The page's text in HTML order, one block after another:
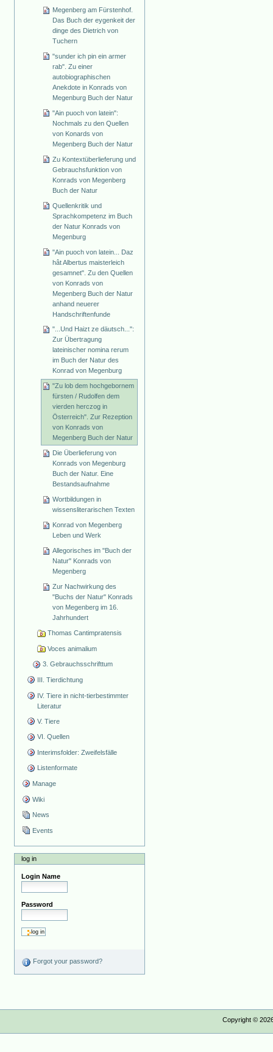
Megenberg am Fürstenhof.
Das Buch der eygenkeit der
dinge des Dietrich von
Tuchern
"sunder ich pin ein armer
rab". Zu einer
autobiographischen
Anekdote in Konrads von
Megenburg Buch der Natur
"Ain puoch von latein":
Nochmals zu den Quellen
von Konards von
Megenberg Buch der Natur
Zu Kontextüberlieferung und
Gebrauchsfunktion von
Konrads von Megenberg
Buch der Natur
Quellenkritik und
Sprachkompetenz im Buch
der Natur Konrads von
Megenburg
"Ain puoch von latein... Daz
hât Albertus maisterleich
gesamnet". Zu den Quellen
von Konrads von
Megenberg Buch der Natur
anhand neuerer
Handschriftenfunde
"...Und Haizt ze däutsch...":
Zur Übertragung
lateinischer nomina rerum
im Buch der Natur des
Konrad von Megenburg
"Zu lob dem hochgebornem
fürsten / Rudolfen dem
vierden herczog in
Österreich". Zur Rezeption
von Konrads von
Megenberg Buch der Natur
Die Überlieferung von
Konrads von Megenburg
Buch der Natur. Eine
Bestandsaufnahme
Wortbildungen in
wissensliterarischen Texten
Konrad von Megenberg
Leben und Werk
Allegorisches im "Buch der
Natur" Konrads von
Megenberg
Zur Nachwirkung des
"Buchs der Natur" Konrads
von Megenberg im 16.
Jahrhundert
Thomas Cantimpratensis
Voces animalium
3. Gebrauchsschrifttum
III. Tierdichtung
IV. Tiere in nicht-tierbestimmter
Literatur
V. Tiere
VI. Quellen
Interimsfolder: Zweifelsfälle
Listenformate
Manage
Wiki
News
Events
log in
Login Name
Password
Forgot your password?
Copyright ©